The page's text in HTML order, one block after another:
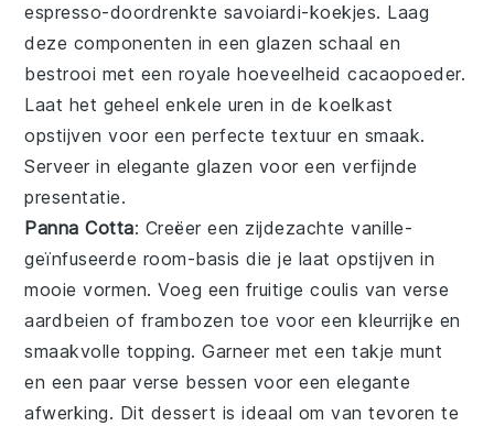
espresso-doordrenkte savoiardi-koekjes. Laag
deze componenten in een glazen schaal en
bestrooi met een royale hoeveelheidcacaopoeder.
Laat het geheel enkele uren in de koelkast
opstijven voor een perfecte textuur en smaak.
Serveer in elegante glazen voor een verfijnde
presentatie.
Panna Cotta: Creëer een zijdezachtevanille-
geïnfuseerde room-basis die je laat opstijven in
mooie vormen. Voeg een fruitigecoulis van verse
aardbeien of frambozen toe voor een kleurrijke en
smaakvolle topping. Garneer met een takjemunt
en een paar verse bessen voor een elegante
afwerking. Dit dessert is ideaal om van tevoren te